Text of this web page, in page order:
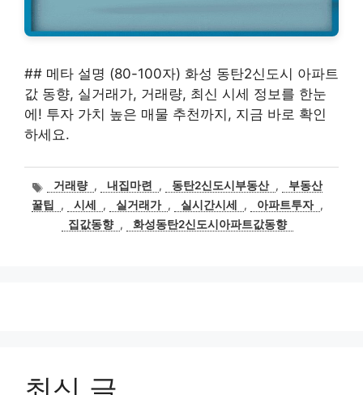
## 메타 설명 (80-100자) 화성 동탄2신도시 아파트
값 동향, 실거래가, 거래량, 최신 시세 정보를 한눈
에! 투자 가치 높은 매물 추천까지, 지금 바로 확인
하세요.
태
그
거래량 , 내집마련 , 동탄2신도시부동산 ,
부동산
꿀팁
, 시세 , 실거래가 , 실시간시세 , 아파트투자 ,
집값동향 , 화성동탄2신도시아파트값동향